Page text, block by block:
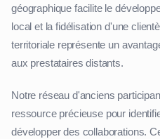
géographique facilite le
local et la fidélisation d'une
territoriale représente un
aux prestataires distants.
Notre réseau d'anciens
ressource précieuse pour
développer des collaborations.